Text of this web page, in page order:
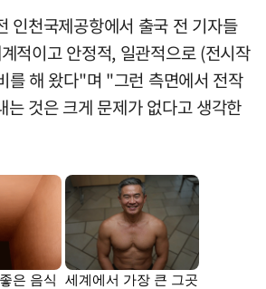
인천국제공항에서 출국 전 기자들
적이고 안정적, 일관적으로 (전시작
를 해 왔다"며 "그런 측면에서 전작
는 것은 크게 문제가 없다고 생각한